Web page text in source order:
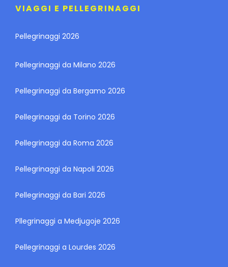
VIAGGI E PELLEGRINAGGI
Pellegrinaggi 2026
Pellegrinaggi da Milano 2026
Pellegrinaggi da Bergamo 2026
Pellegrinaggi da Torino 2026
Pellegrinaggi da Roma 2026
Pellegrinaggi da Napoli 2026
Pellegrinaggi da Bari 2026
Pllegrinaggi a Medjugoje 2026
Pellegrinaggi a Lourdes 2026